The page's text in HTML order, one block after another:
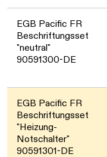
EGB Pacific FR
Beschriftungsset
"neutral"
90591300-DE
EGB Pacific FR
Beschriftungsset
"Heizung-
Notschalter"
90591301-DE